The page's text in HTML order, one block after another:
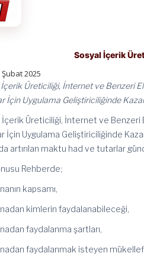
Sosyal İçerik
2025
İçerik Üreticiliği, İnternet ve Benzeri
İçin Uygulama Geliştiriciliğinde
İçerik Üreticiliği, İnternet ve
İçin Uygulama Geliştiriciliğinde
artırılan maktu had ve tutarlar
Rehberde;
kapsamı,
kimlerin faydalanabileceği,
faydalanma şartları,
faydalanmak isteyen